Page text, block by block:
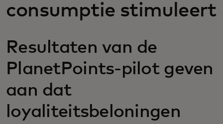
consumptie stimuleert
Resultaten van de
PlanetPoints-pilot geven
aan dat
loyaliteitsbeloningen